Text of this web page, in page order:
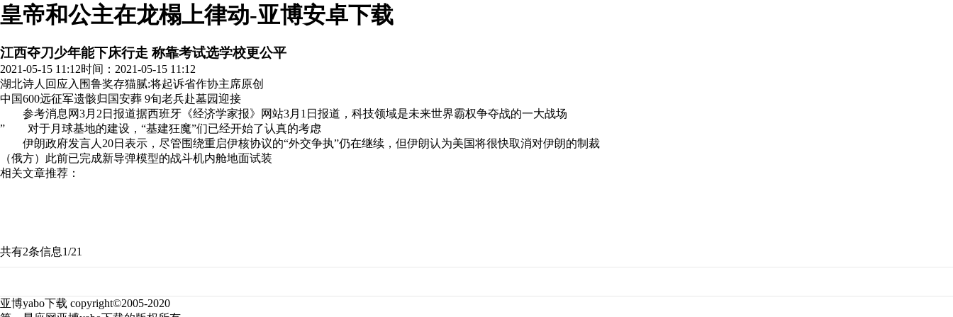
皇帝和公主在龙榻上律动-亚博安卓下载
江西夺刀少年能下床行走 称靠考试选学校更公平
2021-05-15 11:12时间：2021-05-15 11:12
湖北诗人回应入围鲁奖存猫腻:将起诉省作协主席原创
中国600远征军遗骸归国安葬 9旬老兵赴墓园迎接
参考消息网3月2日报道据西班牙《经济学家报》网站3月1日报道，科技领域是未来世界霸权争夺战的一大战场
” 对于月球基地的建设，“基建狂魔”们已经开始了认真的考虑
伊朗政府发言人20日表示，尽管围绕重启伊核协议的“外交争执”仍在继续，但伊朗认为美国将很快取消对伊朗的制裁
（俄方）此前已完成新导弹模型的战斗机内舱地面试装
相关文章推荐：
共有2条信息1/21
亚博yabo下载 copyright©2005-2020